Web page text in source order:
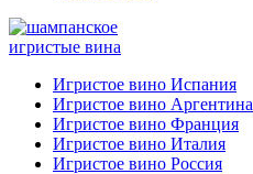
игристые вина
Игристое вино Испания
Игристое вино Аргентина
Игристое вино Франция
Игристое вино Италия
Игристое вино Россия